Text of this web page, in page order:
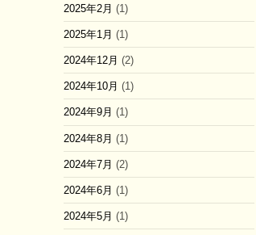
2025年2月 (1)
2025年1月 (1)
2024年12月 (2)
2024年10月 (1)
2024年9月 (1)
2024年8月 (1)
2024年7月 (2)
2024年6月 (1)
2024年5月 (1)